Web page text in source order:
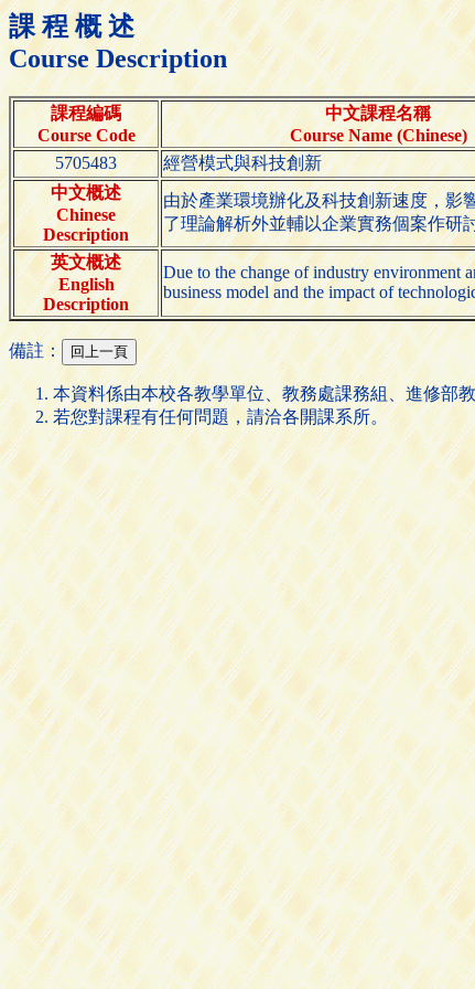
課 程 概 述
Course Description
課程編碼
Course Code
中文課程名稱
Course Name (Chinese)
5705483
經營模式與科技創新
中文概述
Chinese
Description
由於產業環境辦化及科技創新速度，影
了理論解析外並輔以企業實務個案作研
英文概述
English
Description
Due to the change of industry environment
business model and the impact of
備註：
本資料係由本校各教學單位、教務處課務組、進修部
若您對課程有任何問題，請洽各開課系所。